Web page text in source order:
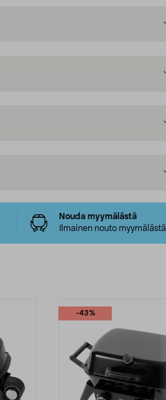
Nouda myymälästä
Ilmainen nouto myymälästä
-43%